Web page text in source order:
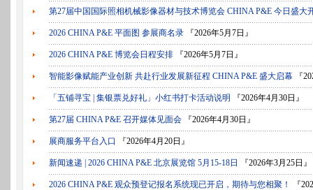
第27届中国国际照相机械影像器材与技术博览会 CHINA P&E 今日盛大
2026 CHINA P&E 平面图 参展商名录 『2026年5月7日』
2026 CHINA P&E 博览会日程安排 『2026年5月7日』
智能影像赋能产业创新 共赴行业发展新征程 CHINA P&E 盛大启幕 『
「五铺寻宝 | 集银票兑好礼」小红书打卡活动说明 『2026年4月30日』
第27届 CHINA P&E 召开媒体见面会 『2026年4月30日』
展商服务平台入口 『2026年4月20日』
新闻速递 | 2026 CHINA P&E 北京展览馆 5月15-18日 『2026年3月25日』
2026 CHINA P&E 观众预登记报名系统现已开启，期待与您相聚！ 『